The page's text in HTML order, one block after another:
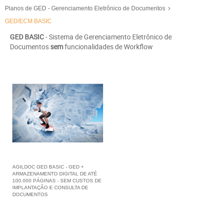
Planos de GED - Gerenciamento Eletrônico de Documentos
GED/ECM BASIC
GED BASIC- Sistema de Gerenciamento Eletrônico de
Documentossemfuncionalidades de Workflow
AGILDOC GED BASIC - GED +
ARMAZENAMENTO DIGITAL DE ATÉ
100.000 PÁGINAS - SEM CUSTOS DE
IMPLANTAÇÃO E CONSULTA DE
DOCUMENTOS